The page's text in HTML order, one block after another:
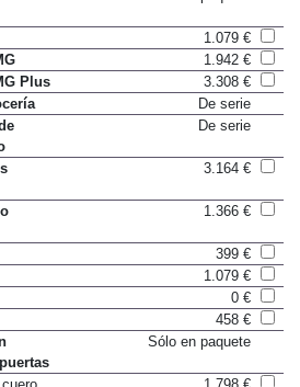
en
1.079 €
1.942 €
Plus
3.308 €
De serie
399 €
1.079 €
0 €
458 €